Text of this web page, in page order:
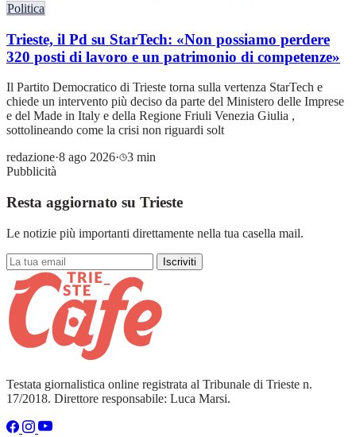
Politica
Trieste, il Pd su StarTech: «Non possiamo perdere
320 posti di lavoro e un patrimonio di competenze»
Il Partito Democratico di Trieste torna sulla vertenza StarTech e
chiede un intervento più deciso da parte del Ministero delle Imprese
e del Made in Italy e della Regione Friuli Venezia Giulia ,
sottolineando come la crisi non riguardi solt
redazione·8 ago 2026·
3 min
Pubblicità
Resta aggiornato su Trieste
Le notizie più importanti direttamente nella tua casella mail.
Iscriviti
Testata giornalistica online registrata al Tribunale di Trieste n.
17/2018. Direttore responsabile: Luca Marsi.